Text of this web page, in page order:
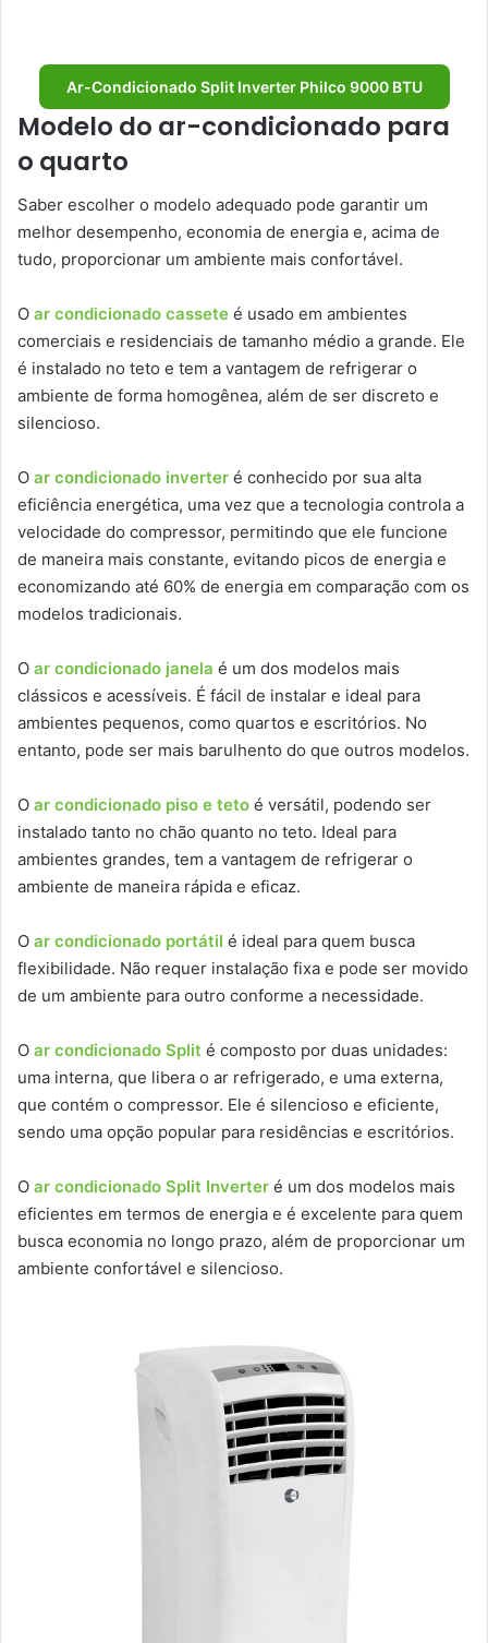
Ar-Condicionado Split Inverter Philco 9000 BTU
Modelo do ar-condicionado para
o quarto
Saber escolher o modelo adequado pode garantir um
melhor desempenho, economia de energia e, acima de
tudo, proporcionar um ambiente mais confortável.
O ar condicionado cassete é usado em ambientes
comerciais e residenciais de tamanho médio a grande. Ele
é instalado no teto e tem a vantagem de refrigerar o
ambiente de forma homogênea, além de ser discreto e
silencioso.
O ar condicionado inverter é conhecido por sua alta
eficiência energética, uma vez que a tecnologia controla a
velocidade do compressor, permitindo que ele funcione
de maneira mais constante, evitando picos de energia e
economizando até 60% de energia em comparação com os
modelos tradicionais.
O ar condicionado janela é um dos modelos mais
clássicos e acessíveis. É fácil de instalar e ideal para
ambientes pequenos, como quartos e escritórios. No
entanto, pode ser mais barulhento do que outros modelos.
O ar condicionado piso e teto é versátil, podendo ser
instalado tanto no chão quanto no teto. Ideal para
ambientes grandes, tem a vantagem de refrigerar o
ambiente de maneira rápida e eficaz.
O ar condicionado portátil é ideal para quem busca
flexibilidade. Não requer instalação fixa e pode ser movido
de um ambiente para outro conforme a necessidade.
O ar condicionado Split é composto por duas unidades:
uma interna, que libera o ar refrigerado, e uma externa,
que contém o compressor. Ele é silencioso e eficiente,
sendo uma opção popular para residências e escritórios.
O ar condicionado Split Inverter é um dos modelos mais
eficientes em termos de energia e é excelente para quem
busca economia no longo prazo, além de proporcionar um
ambiente confortável e silencioso.